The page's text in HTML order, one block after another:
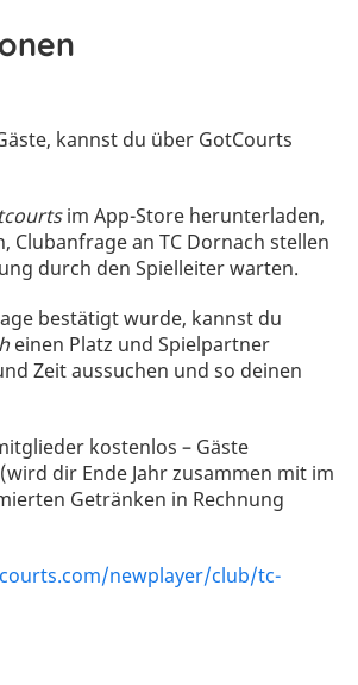
kannst du über GotCourts
im App-Store herunterladen,
Clubanfrage an TC Dornach stellen
durch den Spielleiter warten.
bestätigt wurde, kannst du
einen Platz und Spielpartner
Zeit aussuchen und so deinen
kostenlos – Gäste
dir Ende Jahr zusammen mit im
Getränken in Rechnung
newplayer/club/tc-